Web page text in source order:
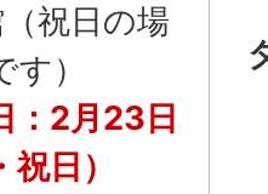
祝日の場
）
：2月23日
祝日）